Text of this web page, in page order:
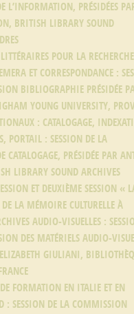
L’INFORMATION, PRÉSIDÉES
BRITISH LIBRARY SOUND
POUR LA
ET CORRESPONDANCE :
BIBLIOGRAPHIE PRÉSIDÉE
YOUNG UNIVERSITY,
: CATALOGAGE,
PORTAIL : SESSION DE LA
CATALOGAGE, PRÉSIDÉE PAR
LIBRARY SOUND ARCHIVES
ET DEUXIÈME SESSION «
LA MÉMOIRE CULTURELLE À
AUDIO-VISUELLES :
DES MATÉRIELS AUDIO-
ELIZABETH GIULIANI,
FORMATION EN ITALIE ET EN
: SESSION DE LA COMMISSION